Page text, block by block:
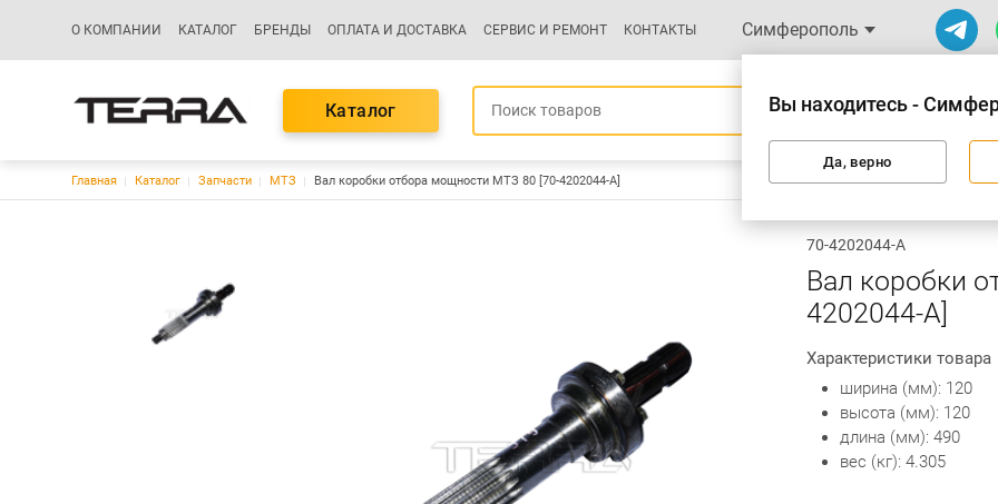
Основная навигация
О КОМПАНИИ КАТАЛОГ БРЕНДЫ ОПЛАТА И ДОСТАВКА СЕРВИС И РЕМОНТ КОНТАКТЫ Симферополь
Вы находитесь -
Да, верно
Каталог
Строка навигации
Главная Каталог Запчасти МТЗ Вал коробки отбора мощности МТЗ 80 [70-4202044-А]
70-4202044-А
Вал коробки
4202044-А]
Характеристики товара
ширина (мм): 120
высота (мм): 120
длина (мм): 490
вес (кг): 4.305